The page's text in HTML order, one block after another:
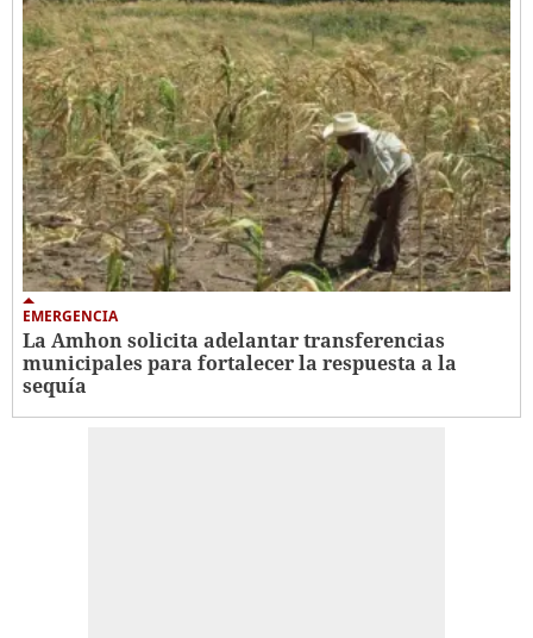
EMERGENCIA
La Amhon solicita adelantar transferencias
municipales para fortalecer la respuesta a la
sequía